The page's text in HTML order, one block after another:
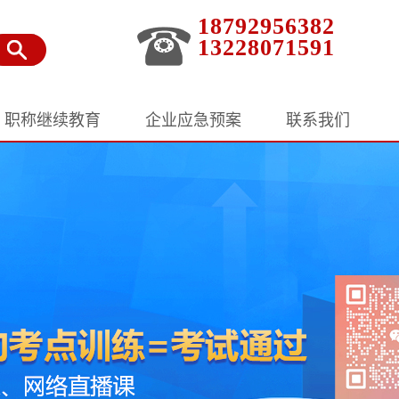
18792956382
13228071591
职称继续教育 企业应急预案 联系我们